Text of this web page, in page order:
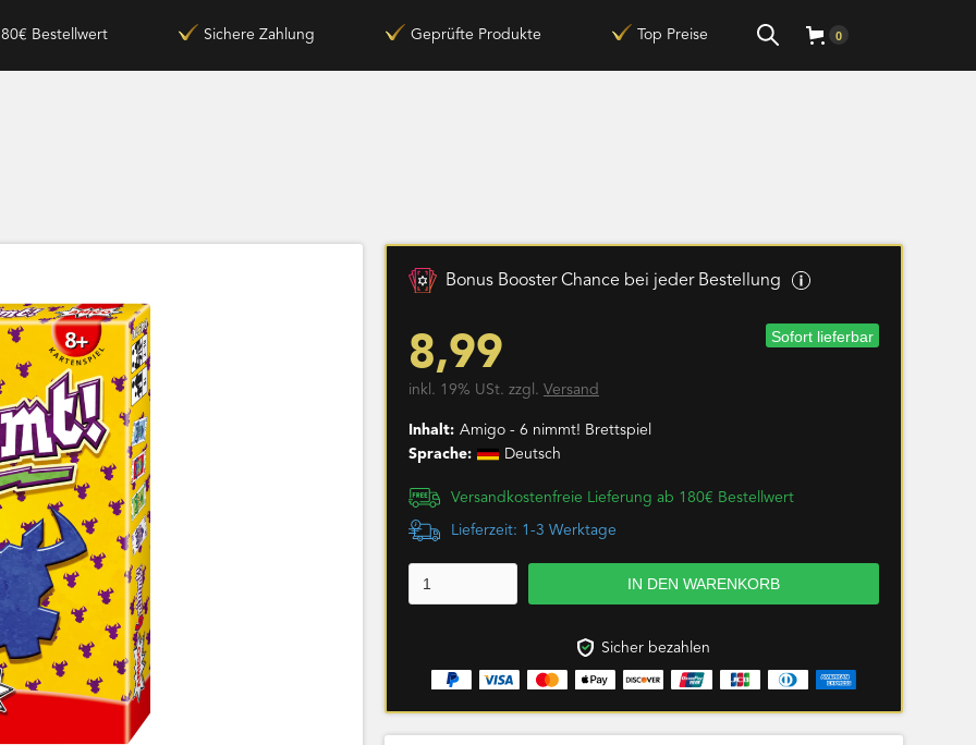
Bestellwert Sichere Zahlung Geprüfte Produkte Top Preise 0
Bonus Booster Chance bei jeder Bestellung
8,99 Sofort lieferbar
inkl. 19% USt. zzgl. Versand
Inhalt: Amigo - 6 nimmt! Brettspiel
Sprache:
Deutsch
Versandkostenfreie Lieferung ab 180€ Bestellwert
Lieferzeit: 1-3 Werktage
Sicher bezahlen